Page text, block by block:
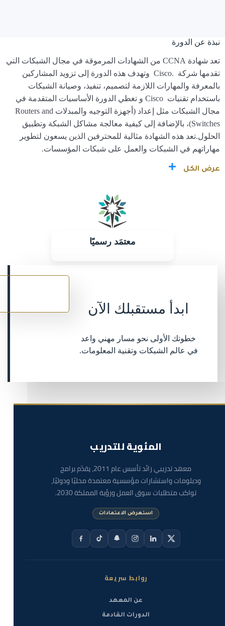
نبذة عن الدورة
تعد شهادة CCNA من الشهادات المرموقة في مجال الشبكات التي
تقدمها شركة .Cisco وتهدف هذه الدورة إلى تزويد المشاركين
بالمعرفة والمهارات اللازمة لتصميم، تنفيذ، وصيانة الشبكات
باستخدام تقنيات Cisco و تغطي الدورة الأساسيات المتقدمة في
مجال الشبكات مثل إعداد (أجهزة التوجيه والمبدلات Routers and
Switches)، بالإضافة إلى كيفية معالجة مشاكل الشبكة وتطبيق
الحلول.تعد هذه الشهادة مثالية للمحترفين الذين يسعون لتطوير
مهاراتهم في الشبكات والعمل على شبكات المؤسسات.
عرض الكل
معتمَد رسميًا
ابدأ مستقبلك الآن
خطوتك الأولى نحو مسار مهني واعد
في عالم الشبكات وتقنية المعلومات.
المئوية للتدريب
معهد تدريبي رائد تأسس عام 2011، يقدّم برامج
ودبلومات واستشارات مؤسسية معتمدة محليًا ودوليًا،
تواكب متطلبات سوق العمل ورؤية المملكة 2030.
استعرض الاعتمادات
روابط سريعة
عن المعهد
الدورات القادمة